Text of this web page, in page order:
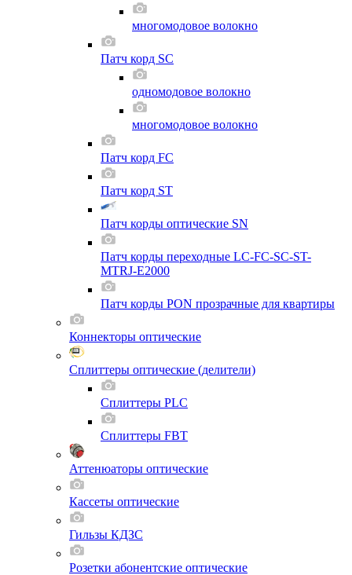
многомодовое волокно
Патч корд SC
одномодовое волокно
многомодовое волокно
Патч корд FC
Патч корд ST
Патч корды оптические SN
Патч корды переходные LC-FC-SC-ST-
MTRJ-E2000
Патч корды PON прозрачные для квартиры
Коннекторы оптические
Сплиттеры оптические (делители)
Сплиттеры PLC
Сплиттеры FBT
Аттенюаторы оптические
Кассеты оптические
Гильзы КДЗС
Розетки абонентские оптические